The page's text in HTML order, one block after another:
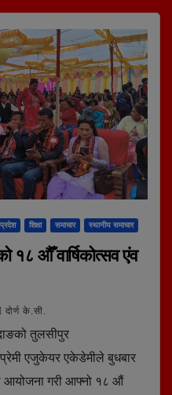
प्रदेश शिक्षा समाचार स्थानीय समाचार
१८ औँ वार्षिकोत्सव एंव
दोर्ण के.सी.
तुलसीपुर
एजुकेयर एकेडेमीले बुधबार
आयोजना गरी आफ्नो १८ औं